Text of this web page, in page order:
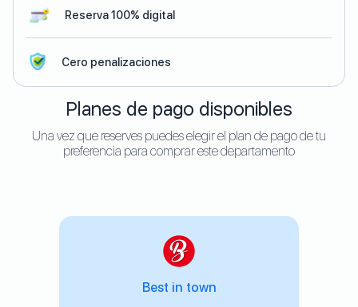
Reserva 100% digital
Cero penalizaciones
Planes de pago disponibles
Una vez que reserves puedes elegir el plan de pago de tu
preferencia para comprar este departamento
Best in town